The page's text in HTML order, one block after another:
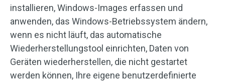
installieren, Windows-Images erfassen und
anwenden, das Windows-Betriebssystem ändern,
wenn es nicht läuft, das automatische
Wiederherstellungstool einrichten, Daten von
Geräten wiederherstellen, die nicht gestartet
werden können, Ihre eigene benutzerdefinierte